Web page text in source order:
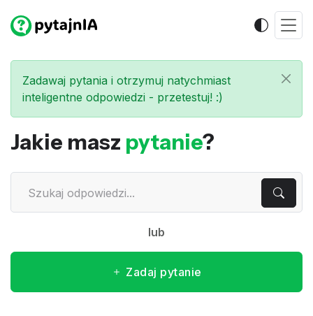
Zadawaj pytania i otrzymuj natychmiast
inteligentne odpowiedzi - przetestuj! :)
Jakie masz pytanie?
lub
Zadaj pytanie